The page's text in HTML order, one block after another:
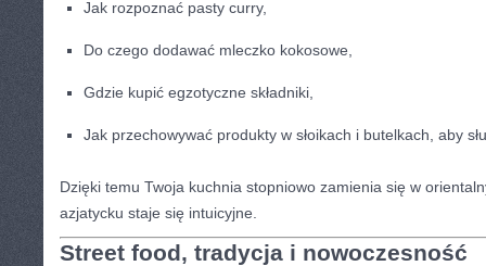
Jak rozpoznać pasty curry,
Do czego dodawać mleczko kokosowe,
Gdzie kupić egzotyczne składniki,
Jak przechowywać produkty w słoikach i butelkach, aby
Dzięki temu Twoja kuchnia stopniowo zamienia się w
azjatycku staje się intuicyjne.
Street food, tradycja i nowoczesność